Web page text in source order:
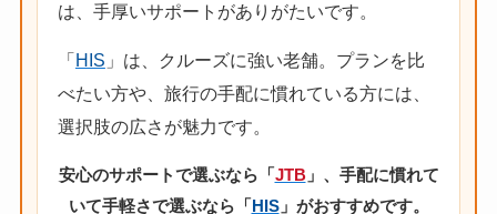
は、手厚いサポートがありがたいです。
「 HIS 」は、クルーズに強い老舗。プランを比
べたい方や、旅行の手配に慣れている方には、
選択肢の広さが魅力です。
安心のサポートで選ぶなら「JTB」、手配に慣れて
いて手軽さで選ぶなら「HIS」がおすすめです。